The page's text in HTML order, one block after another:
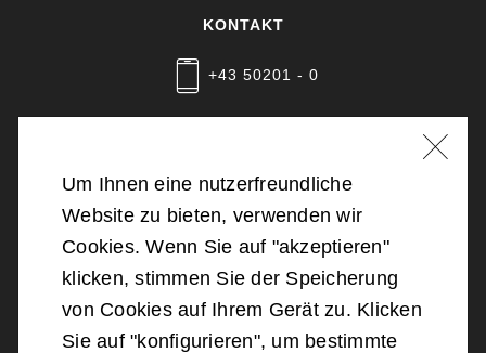
KONTAKT
+43 50201 - 0
2026Bundesministerium für Landesverteidigung
Barrierefreiheit
Um Ihnen eine nutzerfreundliche
Website zu bieten, verwenden wir
Cookies. Wenn Sie auf "akzeptieren"
klicken, stimmen Sie der Speicherung
von Cookies auf Ihrem Gerät zu. Klicken
Sie auf "konfigurieren", um bestimmte